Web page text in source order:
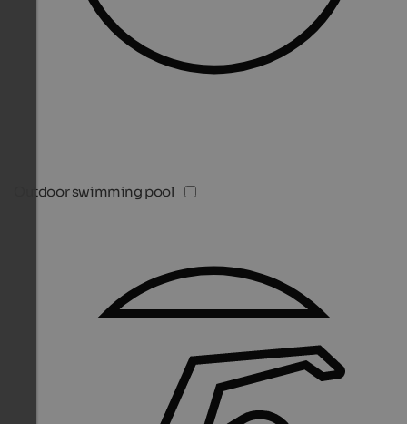
Outdoor swimming pool